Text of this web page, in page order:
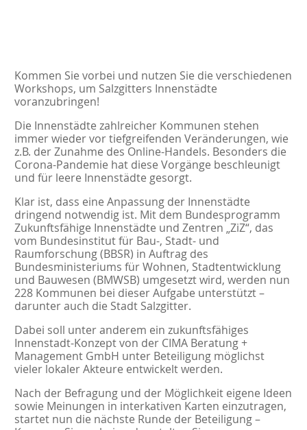
Kommen Sie vorbei und nutzen Sie die verschiedenen
Workshops, um Salzgitters Innenstädte
voranzubringen!
Die Innenstädte zahlreicher Kommunen stehen
immer wieder vor tiefgreifenden Veränderungen, wie
z.B. der Zunahme des Online-Handels. Besonders die
Corona-Pandemie hat diese Vorgänge beschleunigt
und für leere Innenstädte gesorgt.
Klar ist, dass eine Anpassung der Innenstädte
dringend notwendig ist. Mit dem Bundesprogramm
Zukunftsfähige Innenstädte und Zentren „ZiZ“, das
vom Bundesinstitut für Bau-, Stadt- und
Raumforschung (BBSR) in Auftrag des
Bundesministeriums für Wohnen, Stadtentwicklung
und Bauwesen (BMWSB) umgesetzt wird, werden nun
228 Kommunen bei dieser Aufgabe unterstützt –
darunter auch die Stadt Salzgitter.
Dabei soll unter anderem ein zukunftsfähiges
Innenstadt-Konzept von der CIMA Beratung +
Management GmbH unter Beteiligung möglichst
vieler lokaler Akteure entwickelt werden.
Nach der Befragung und der Möglichkeit eigene Ideen
sowie Meinungen in interkativen Karten einzutragen,
startet nun die nächste Runde der Beteiligung –